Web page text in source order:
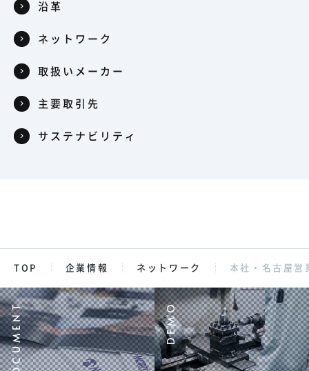
沿革
ネットワーク
取扱いメーカー
主要取引先
サステナビリティ
TOP 企業情報 ネットワーク 本社・名古屋営